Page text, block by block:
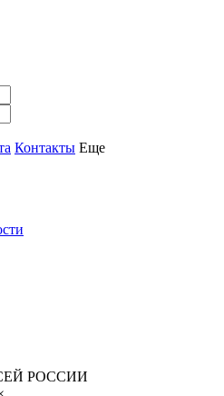
Контакты Еще
РОССИИ